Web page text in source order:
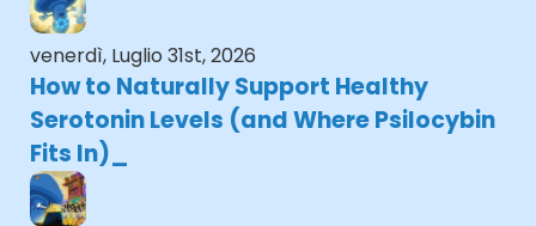
venerdì, Luglio 31st, 2026
How to Naturally Support Healthy
Serotonin Levels (and Where Psilocybin
Fits In)